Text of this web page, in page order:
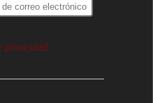
privacidad